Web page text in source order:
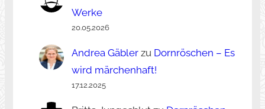
Werke
20.05.2026
Andrea Gäblerzu Dornröschen – Es
wird märchenhaft!
17.12.2025